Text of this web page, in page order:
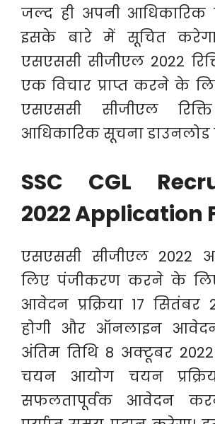
जल्द ही अपनी आधिकारिक
इसके बारे में सूचित
एसएससी सीजीएल 2022
एक विचार प्राप्त करने के
एसएससी सीजीएल
आधिकारिक सूचना
SSC CGL
2022 Application
एसएससी सीजीएल 2022
लिए पंजीकरण करने के
आवेदन प्रक्रिया 17
होगी और ऑनलाइन
अंतिम तिथि 8 अक्टूबर 2022
चयन आयोग चयन
सफलतापूर्वक आवेदन